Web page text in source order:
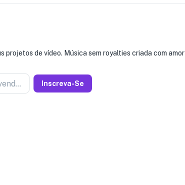
projetos de vídeo. Música sem royalties criada com amor
Inscreva-se para o vendedor de notícias Inscreva-Se